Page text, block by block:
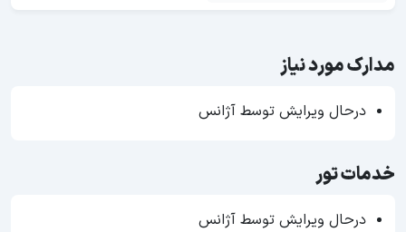
مدارک مورد نیاز
درحال ویرایش توسط آژانس
خدمات تور
درحال ویرایش توسط آژانس